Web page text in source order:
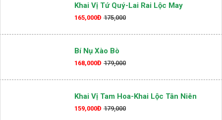
Khai Vị Tứ Quý-Lai Rai Lộc May
165,000Đ 175,000
Bí Nụ Xào Bò
168,000Đ 179,000
Khai Vị Tam Hoa-Khai Lộc Tân Niên
159,000Đ 179,000